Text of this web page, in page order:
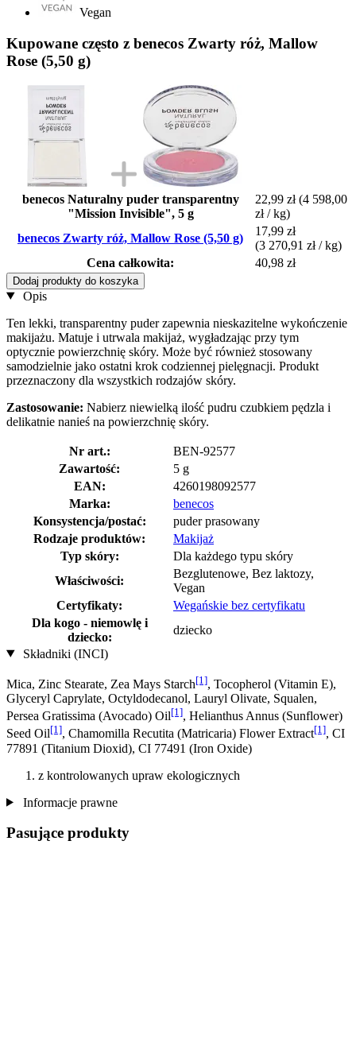
Vegan
Kupowane często z benecos Zwarty róż, Mallow
Rose (5,50 g)
benecos Naturalny puder transparentny
"Mission Invisible", 5 g
22,99 zł (4 598,00
zł / kg)
benecos Zwarty róż, Mallow Rose (5,50 g)
17,99 zł
(3 270,91 zł / kg)
Cena całkowita:
40,98 zł
Dodaj produkty do koszyka
Opis
Ten lekki, transparentny puder zapewnia nieskazitelne wykończenie
makijażu. Matuje i utrwala makijaż, wygładzając przy tym
optycznie powierzchnię skóry. Może być również stosowany
samodzielnie jako ostatni krok codziennej pielęgnacji. Produkt
przeznaczony dla wszystkich rodzajów skóry.
Zastosowanie: Nabierz niewielką ilość pudru czubkiem pędzla i
delikatnie nanieś na powierzchnię skóry.
Nr art.:
BEN-92577
Zawartość:
5 g
EAN:
4260198092577
Marka:
benecos
Konsystencja/postać:
puder prasowany
Rodzaje produktów:
Makijaż
Typ skóry:
Dla każdego typu skóry
Właściwości:
Bezglutenowe, Bez laktozy,
Vegan
Certyfikaty:
Wegańskie bez certyfikatu
Dla kogo - niemowlę i
dziecko:
dziecko
Składniki (INCI)
Mica, Zinc Stearate, Zea Mays Starch[1], Tocopherol (Vitamin E),
Glyceryl Caprylate, Octyldodecanol, Lauryl Olivate, Squalen,
Persea Gratissima (Avocado) Oil[1], Helianthus Annus (Sunflower)
Seed Oil[1], Chamomilla Recutita (Matricaria) Flower Extract[1], CI
77891 (Titanium Dioxid), CI 77491 (Iron Oxide)
z kontrolowanych upraw ekologicznych
Informacje prawne
Pasujące produkty